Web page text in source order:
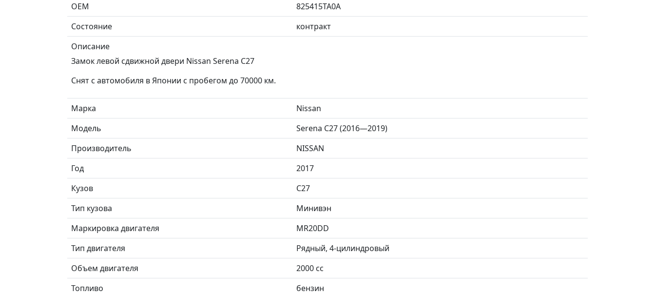
ОЕМ
825415TA0A
Состояние
контракт
Описание
Замок левой сдвижной двери Nissan Serena C27
Снят с автомобиля в Японии с пробегом до 70000 км.
Марка
Nissan
Модель
Serena C27 (2016—2019)
Производитель
NISSAN
Год
2017
Кузов
C27
Тип кузова
Минивэн
Маркировка двигателя
MR20DD
Тип двигателя
Рядный, 4-цилиндровый
Объем двигателя
2000 сс
Топливо
бензин